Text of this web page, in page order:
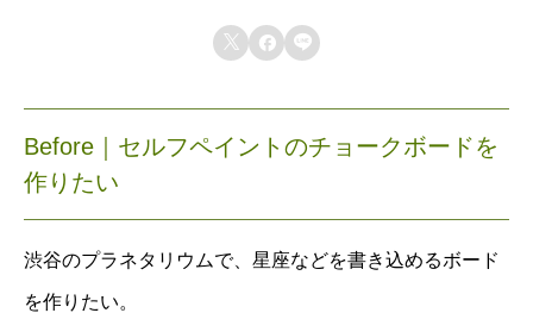
  
Before｜セルフペイントのチョークボードを
作りたい
渋谷のプラネタリウムで、星座などを書き込めるボード
を作りたい。